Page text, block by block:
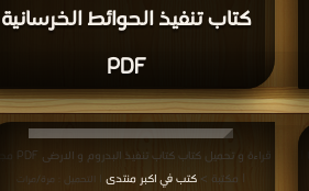
كتاب تنفيذ الحوائط الخرسانية
PDF
| مكتبة >كتب في اكبر منتدى | التحميل : مرة/مرات